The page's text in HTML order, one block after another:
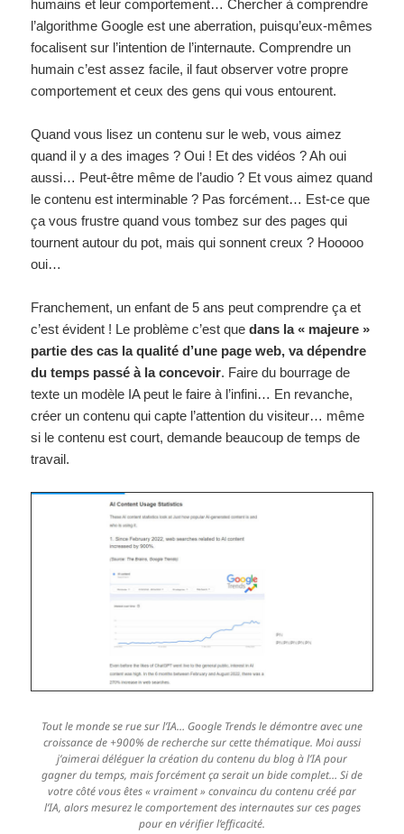
humains et leur comportement… Chercher à comprendre
l’algorithme Google est une aberration, puisqu’eux-mêmes
focalisent sur l’intention de l’internaute. Comprendre un
humain c’est assez facile, il faut observer votre propre
comportement et ceux des gens qui vous entourent.
Quand vous lisez un contenu sur le web, vous aimez
quand il y a des images ? Oui ! Et des vidéos ? Ah oui
aussi… Peut-être même de l’audio ? Et vous aimez quand
le contenu est interminable ? Pas forcément… Est-ce que
ça vous frustre quand vous tombez sur des pages qui
tournent autour du pot, mais qui sonnent creux ? Hooooo
oui…
Franchement, un enfant de 5 ans peut comprendre ça et
c’est évident ! Le problème c’est que dans la « majeure »
partie des cas la qualité d’une page web, va dépendre
du temps passé à la concevoir. Faire du bourrage de
texte un modèle IA peut le faire à l’infini… En revanche,
créer un contenu qui capte l’attention du visiteur… même
si le contenu est court, demande beaucoup de temps de
travail.
Tout le monde se rue sur l’IA… Google Trends le démontre avec une
croissance de +900% de recherche sur cette thématique. Moi aussi
j’aimerai déléguer la création du contenu du blog à l’IA pour
gagner du temps, mais forcément ça serait un bide complet… Si de
votre côté vous êtes « vraiment » convaincu du contenu créé par
l’IA, alors mesurez le comportement des internautes sur ces pages
pour en vérifier l’efficacité.